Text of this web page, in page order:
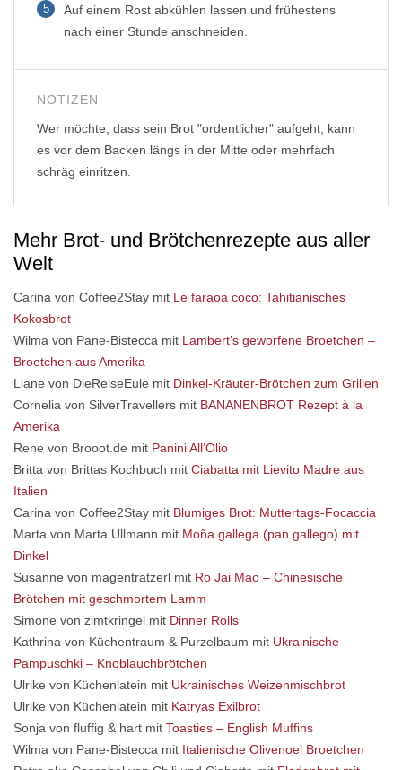
5
Auf einem Rost abkühlen lassen und frühestens
nach einer Stunde anschneiden.
NOTIZEN
Wer möchte, dass sein Brot "ordentlicher" aufgeht, kann
es vor dem Backen längs in der Mitte oder mehrfach
schräg einritzen.
Mehr Brot- und Brötchenrezepte aus aller
Welt
Carina von Coffee2Stay mit Le faraoa coco: Tahitianisches
Kokosbrot
Wilma von Pane-Bistecca mit Lambert’s geworfene Broetchen –
Broetchen aus Amerika
Liane von DieReiseEule mit Dinkel-Kräuter-Brötchen zum Grillen
Cornelia von SilverTravellers mit BANANENBROT Rezept à la
Amerika
Rene von Brooot.de mit Panini All’Olio
Britta von Brittas Kochbuch mit Ciabatta mit Lievito Madre aus
Italien
Carina von Coffee2Stay mit Blumiges Brot: Muttertags-Focaccia
Marta von Marta Ullmann mit Moña gallega (pan gallego) mit
Dinkel
Susanne von magentratzerl mit Ro Jai Mao – Chinesische
Brötchen mit geschmortem Lamm
Simone von zimtkringel mit Dinner Rolls
Kathrina von Küchentraum & Purzelbaum mit Ukrainische
Pampuschki – Knoblauchbrötchen
Ulrike von Küchenlatein mit Ukrainisches Weizenmischbrot
Ulrike von Küchenlatein mit Katryas Exilbrot
Sonja von fluffig & hart mit Toasties – English Muffins
Wilma von Pane-Bistecca mit Italienische Olivenoel Broetchen